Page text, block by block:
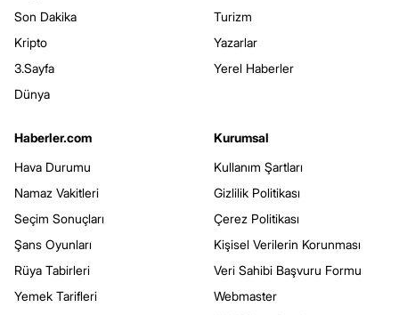
Son Dakika
Kripto
3.Sayfa
Dünya
Turizm
Yazarlar
Yerel Haberler
Haberler.com
Hava Durumu
Namaz Vakitleri
Seçim Sonuçları
Şans Oyunları
Rüya Tabirleri
Yemek Tarifleri
Kurumsal
Kullanım Şartları
Gizlilik Politikası
Çerez Politikası
Kişisel Verilerin Korunması
Veri Sahibi Başvuru Formu
Webmaster